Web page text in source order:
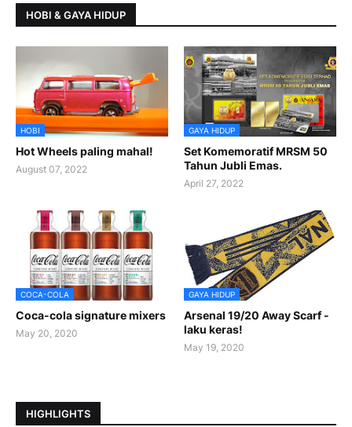
HOBI & GAYA HIDUP
HOBI
Hot Wheels paling mahal!
August 07, 2022
GAYA HIDUP
Set Komemoratif MRSM 50
Tahun Jubli Emas.
April 27, 2022
COCA-COLA
Coca-cola signature mixers
May 20, 2020
GAYA HIDUP
Arsenal 19/20 Away Scarf -
laku keras!
May 19, 2020
HIGHLIGHTS